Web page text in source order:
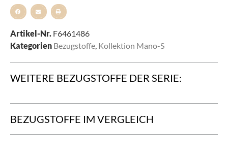
Artikel-Nr. F6461486
Kategorien Bezugstoffe Kollektion Mano-S
WEITERE BEZUGSTOFFE DER SERIE:
BEZUGSTOFFE IM VERGLEICH